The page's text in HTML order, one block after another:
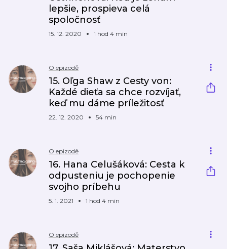
lepšie, prospieva celá
spoločnosť
15. 12. 2020 1 hod 4 min
O epizodě
15. Oľga Shaw z Cesty von:
Každé dieťa sa chce rozvíjať,
keď mu dáme príležitosť
22. 12. 2020 54 min
O epizodě
16. Hana Celušáková: Cesta k
odpusteniu je pochopenie
svojho príbehu
5. 1. 2021 1 hod 4 min
O epizodě